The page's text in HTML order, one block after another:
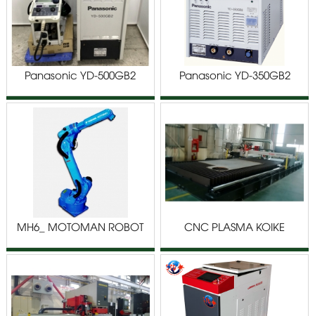
Panasonic YD-500GB2 Panasonic YD-350GB2
MH6_ MOTOMAN ROBOT
CNC PLASMA KOIKE